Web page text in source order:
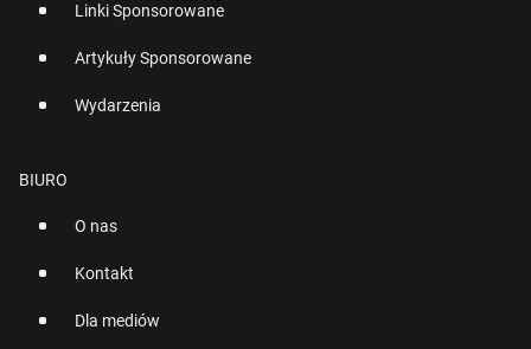
Linki Sponsorowane
Artykuły Sponsorowane
Wydarzenia
BIURO
O nas
Kontakt
Dla mediów